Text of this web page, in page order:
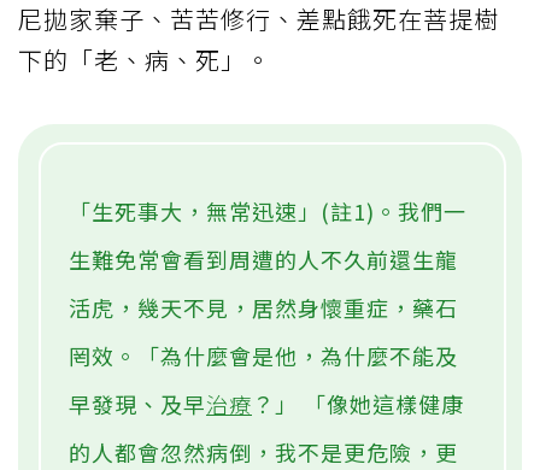
尼拋家棄子、苦苦修行、差點餓死在菩提樹
下的「老、病、死」。
「生死事大，無常迅速」(註1)。我們一
生難免常會看到周遭的人不久前還生龍
活虎，幾天不見，居然身懷重症，藥石
罔效。「為什麼會是他，為什麼不能及
早發現、及早治療 ？」 「像她這樣健康
的人都會忽然病倒，我不是更危險，更